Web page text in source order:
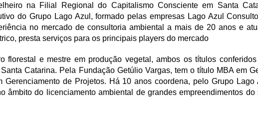
na Filial Regional do Capitalismo Consciente em Santa
do Grupo Lago Azul, formado pelas empresas Lago Azul
no mercado de consultoria ambiental a mais de 20 anos e
presta serviços para os principais players do mercado
florestal e mestre em produção vegetal, ambos os títulos conferidos
Catarina. Pela Fundação Getúlio Vargas, tem o título MBA em
Gerenciamento de Projetos. Há 10 anos coordena, pelo Grupo Lago
âmbito do licenciamento ambiental de grandes empreendimentos do